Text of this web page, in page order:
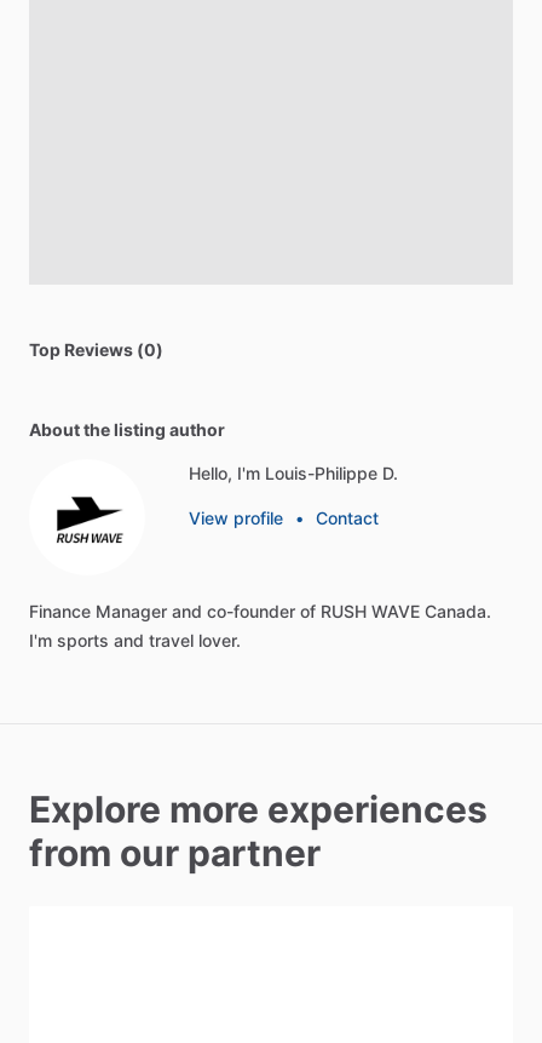
Top Reviews (0)
About the listing author
Hello, I'm Louis-Philippe D.
View profile • Contact
Finance Manager and co-founder of RUSH WAVE Canada.
I'm sports and travel lover.
Explore more experiences
from our partner